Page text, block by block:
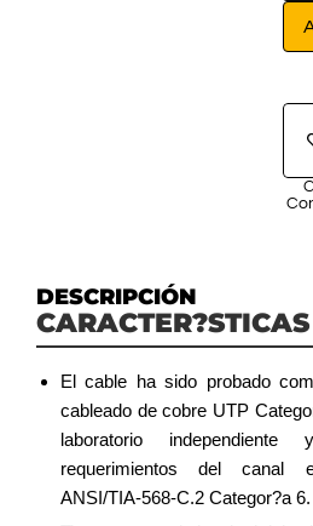
DESCRIPCIÓN
CARACTER?STICAS
El cable ha sido probado
cableado de cobre UTP
laboratorio
requerimientos del canal
ANSI/TIA-568-C.2 Categor?a 6.